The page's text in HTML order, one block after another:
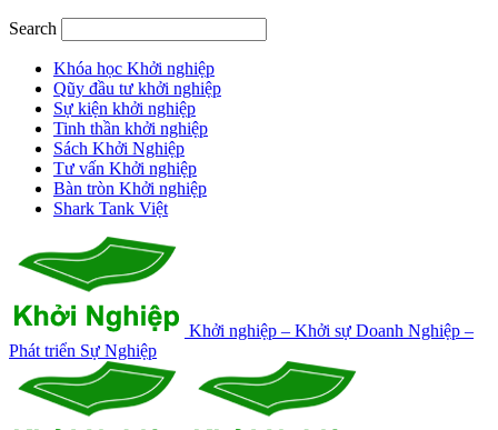
Search
Khóa học Khởi nghiệp
Qũy đầu tư khởi nghiệp
Sự kiện khởi nghiệp
Tinh thần khởi nghiệp
Sách Khởi Nghiệp
Tư vấn Khởi nghiệp
Bàn tròn Khởi nghiệp
Shark Tank Việt
Khởi nghiệp – Khởi sự Doanh Nghiệp –
Phát triển Sự Nghiệp